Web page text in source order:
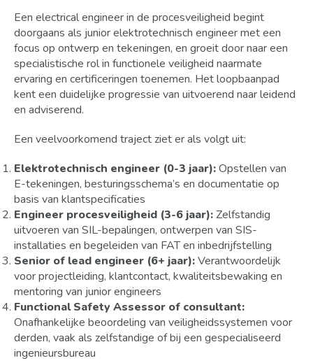
Een electrical engineer in de procesveiligheid begint
doorgaans als junior elektrotechnisch engineer met een
focus op ontwerp en tekeningen, en groeit door naar een
specialistische rol in functionele veiligheid naarmate
ervaring en certificeringen toenemen. Het loopbaanpad
kent een duidelijke progressie van uitvoerend naar leidend
en adviserend.
Een veelvoorkomend traject ziet er als volgt uit:
Elektrotechnisch engineer (0-3 jaar):Opstellen van
E-tekeningen, besturingsschema’s en documentatie op
basis van klantspecificaties
Engineer procesveiligheid (3-6 jaar):Zelfstandig
uitvoeren van SIL-bepalingen, ontwerpen van SIS-
installaties en begeleiden van FAT en inbedrijfstelling
Senior of lead engineer (6+ jaar):Verantwoordelijk
voor projectleiding, klantcontact, kwaliteitsbewaking en
mentoring van junior engineers
Functional Safety Assessor of consultant:
Onafhankelijke beoordeling van veiligheidssystemen voor
derden, vaak als zelfstandige of bij een gespecialiseerd
ingenieursbureau